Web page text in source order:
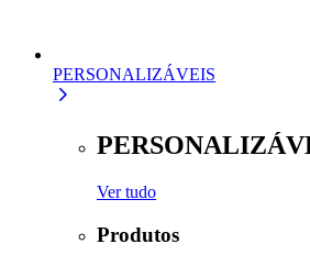
PERSONALIZÁVEIS
Ver tudo
Produtos